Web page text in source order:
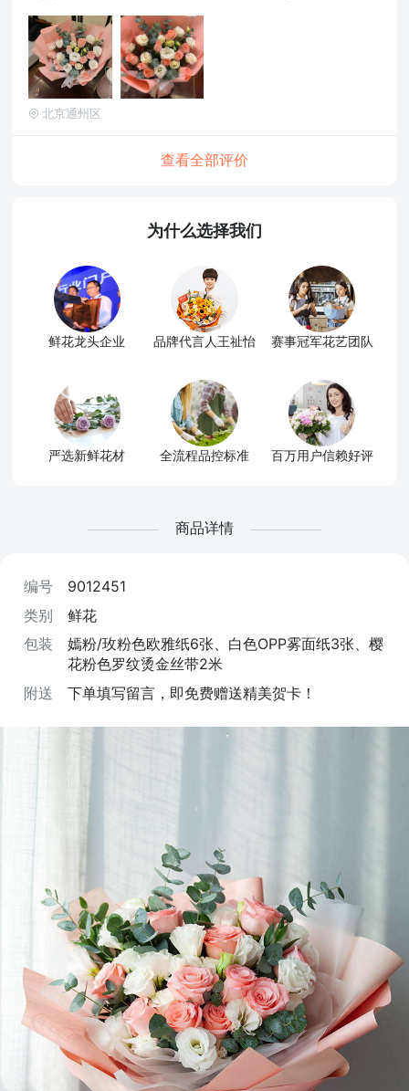
北京通州区
查看全部评价
为什么选择我们
鲜花龙头企业 品牌代言人王祉怡 赛事冠军花艺团队
严选新鲜花材 全流程品控标准 百万用户信赖好评
商品详情
编号
9012451
类别
鲜花
包装
嫣粉/玫粉色欧雅纸6张、白色OPP雾面纸3张、樱
花粉色罗纹烫金丝带2米
附送
下单填写留言，即免费赠送精美贺卡！